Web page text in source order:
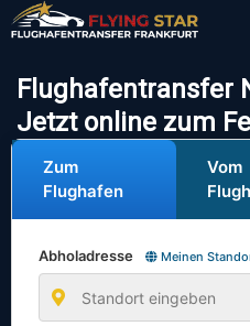
Flughafentransfer
Jetzt online zum
Zum
Flughafen
Vom
Abholadresse Meinen